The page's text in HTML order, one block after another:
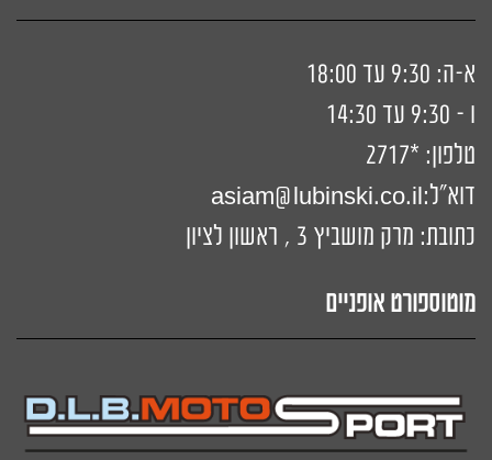
א-ה: 9:30 עד 18:00
ו - 9:30 עד 14:30
טלפון: *2717
דוא"ל:
asiam@lubinski.co.il
כתובת: מרק מושביץ 3 , ראשון לציון
מוטוספורט אופניים